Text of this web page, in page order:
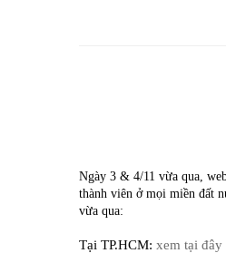
10
năm
thành
Ngày 3 & 4/11 vừa qua,
thành viên ở mọi miền đất
vừa qua:
Tại TP.HCM: xem tại đây